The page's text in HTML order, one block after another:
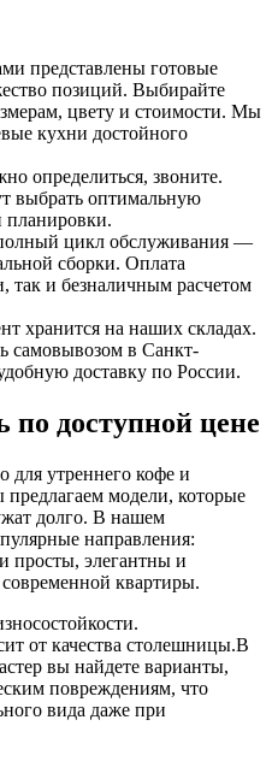
представлены готовые
позиций. Выбирайте
цвету и стоимости. Мы
кухни достойного
определиться, звоните.
выбрать оптимальную
планировки.
цикл обслуживания —
сборки. Оплата
так и безналичным расчетом
хранится на наших складах.
самовывозом в Санкт-
доставку по России.
по доступной цене
для утреннего кофе и
модели, которые
долго. В нашем
направления:
просты, элегантны и
квартиры.
от качества столешницы.В
вы найдете варианты,
повреждениям, что
вида даже при